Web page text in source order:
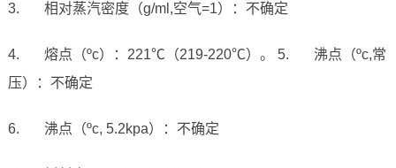
3. 相对蒸汽密度（g/ml,空气=1）：不确定
4. 熔点（ºc）：221℃（219-220℃）。 5. 沸点（ºc,常
压）：不确定
6. 沸点（ºc, 5.2kpa）：不确定